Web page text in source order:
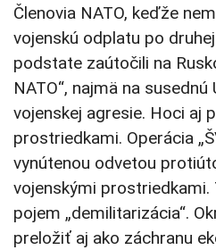
Členovia NATO, keďže
vojenskú odplatu po
podstate zaútočili na
NATO“, najmä na
vojenskej agresie. Hoci aj
prostriedkami. Operácia
vynútenou odvetou
vojenskými
pojem „demilitarizácia“.
preložiť aj ako záchranu